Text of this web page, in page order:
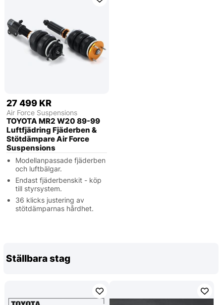
27 499 KR
Air Force Suspensions
TOYOTA MR2 W20 89-99
Luftfjädring Fjäderben &
Stötdämpare Air Force
Suspensions
Modellanpassade fjäderben
och luftbälgar.
Endast fjäderbenskit - köp
till styrsystem.
36 klicks justering av
stötdämparnas hårdhet.
Ställbara stag